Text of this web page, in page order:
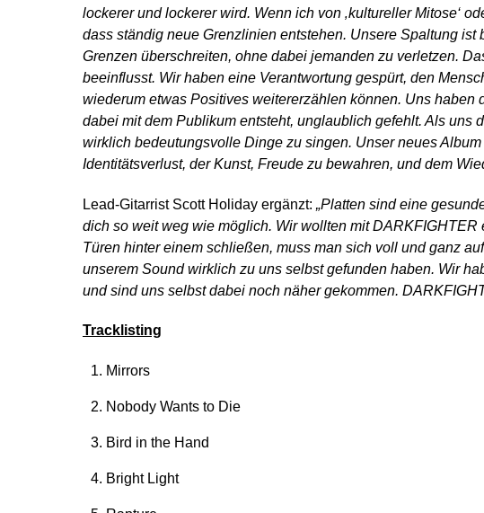
lockerer und lockerer wird. Wenn ich von ‚kultureller Mitose‘
dass ständig neue Grenzlinien entstehen. Unsere Spaltung
Grenzen überschreiten, ohne dabei jemanden zu verletzen.
beeinflusst. Wir haben eine Verantwortung gespürt, den
wiederum etwas Positives weitererzählen können. Uns
dabei mit dem Publikum entsteht, unglaublich gefehlt. Als uns
wirklich bedeutungsvolle Dinge zu singen. Unser neues
Identitätsverlust, der Kunst, Freude zu bewahren, und dem
Lead-Gitarrist Scott Holiday ergänzt: „Platten sind eine
dich so weit weg wie möglich. Wir wollten mit
Türen hinter einem schließen, muss man sich voll und ganz
unserem Sound wirklich zu uns selbst gefunden haben. Wir
und sind uns selbst dabei noch näher gekommen.
Tracklisting
Mirrors
Nobody Wants to Die
Bird in the Hand
Bright Light